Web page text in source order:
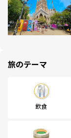
旅のテーマ
飲食